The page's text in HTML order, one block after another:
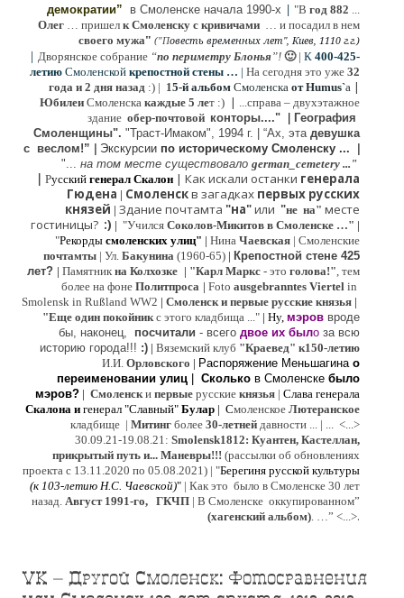
демократии” в Смоленске начала 1990-х | "В год 882 ...
Олег … пришел к Смоленску с кривичами … и посадил в нем
своего мужа" ("Повесть временных лет", Киев, 1110 г.г.)
| Дворянское собрание “по периметру Блонья”! 🙂| К 400-425-
летию Смоленской крепостной стены … | На сегодня это уже 32
года и 2 дня назад :) | 15-й альбом Смоленска от Humus`a |
Юбилеи Смоленска каждые 5 лет :) | ...справа – двухэтажное
здание обер-почтовой конторы...."
Гeография
Cмоленщины". "Траст-Имаком", 1994 г. “Ах, эта девушка
с веслом!”
Экскурсии по историческому Смоленску ...
"... на том месте существовало german_cemetery ..."
| Русский генерал Скалон | Как искали останки генерала
Гюдена | Смоленскв загадках первых русских
князей | Здание почтамта "на"или "не на" месте
гостиницы? :) | "Учился Соколов-Микитов в Смоленске …" |
"Рекорды смоленских улиц" | Нина Чаевская | Смоленские
почтамты | Ул. Бакунина (1960-65) | Крепостной стене 425
лет? | Памятник на Колхозке | "Карл Маркс - это голова!", тем
более на фоне Политпроса | Foto ausgebranntes Viertel in
Smolensk in Rußland WW2 | Смоленск и первые русские князья |
"Еще один покойникс этого кладбища ..." | Ну, мэров вроде
бы, наконец, посчитали - всего двое их было за всю
историю города!!! :) | Вяземский клуб "Краевед" к150-летию
И.И. Орловского | Распоряжение Меньшагина о
переименовании улиц
Сколько в Смоленске было
мэров? | Смоленски первые русские князья | Слава генерала
Скалона и генерал "Славный" Булар | Смоленское Лютерaнское
кладбище | Митинг более 30-летней давности ... | ... <...>
30.09.21-19.08.21: Smolensk1812: Куантен, Кастеллан,
прикрытый путь и... Маневры!!! (рассылки об обновлениях
проекта с 13.11.2020 по 05.08.2021) | "Берегиня русской культуры
(к 103-летию Н.С. Чаевской)" | Как это было в Смоленске 30 лет
назад. Август 1991-го, ГКЧП | В Смоленске оккупированном”
(хагенский альбом). …” <...>.
VK – Другой Смоленск: Фотосравнения